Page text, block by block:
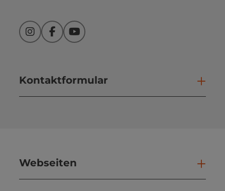
InstagramFacebookYouTube
Kontaktformular
Webseiten